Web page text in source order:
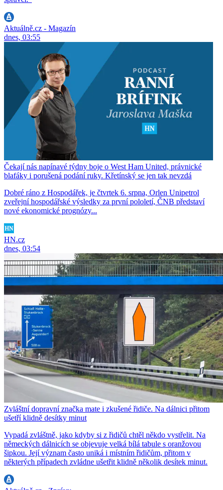
Aktuálně.cz - Magazín
dnes, 03:55
Čekají nás napínavé týdny boje o West Ham United, právnické
blafáky i porušená podání ruky. Křetínský se jen tak nevzdá
Dobré ráno z Hospodářek, je čtvrtek 6. srpna, Orlen Unipetrol
zveřejní hospodářské výsledky za první pololetí, ČNB představí
nové ekonomické prognózy...
HN.cz
dnes, 03:54
Zvláštní dopravní značka mate i zkušené řidiče. Na dálnici přitom
ušetří klidně desítky minut
Vypadá zvláštně, jako kdyby si z řidičů chtěl někdo vystřelit. Na
německých dálnicích se objevuje velká bílá tabule s oranžovou
šipkou. Její význam často uniká i místním řidičům, přitom v
některých případech zvládne ušetřit klidně několik desítek minut.